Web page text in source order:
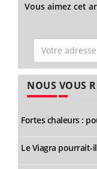
Vous aimez cet
NOUS VOUS
Fortes chaleurs :
Le Viagra pourrait-